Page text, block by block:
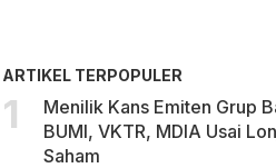
ARTIKEL TERPOPULER
Menilik Kans Emiten Grup
BUMI, VKTR, MDIA Usai
Saham